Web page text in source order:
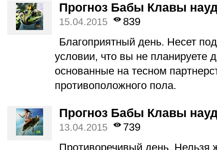
Прогноз Бабы Клавы
15.04.2015
839
Благоприятный день. Несет
условии, что вы не планируете
основанные на тесном
противоположного пола.
Прогноз Бабы Клавы
13.04.2015
739
Противоречивый день. Нельзя